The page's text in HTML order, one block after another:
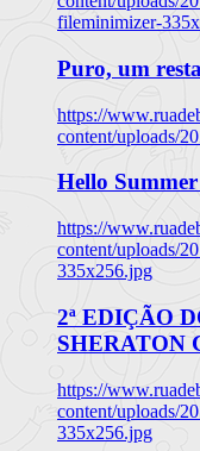
fileminimizer-
Puro, um
https://
content/uploads/
Hello
https://
content/uploads/
335x256.jpg
2ª EDIÇÃO
SHERATON
https://
content/uploads/
335x256.jpg